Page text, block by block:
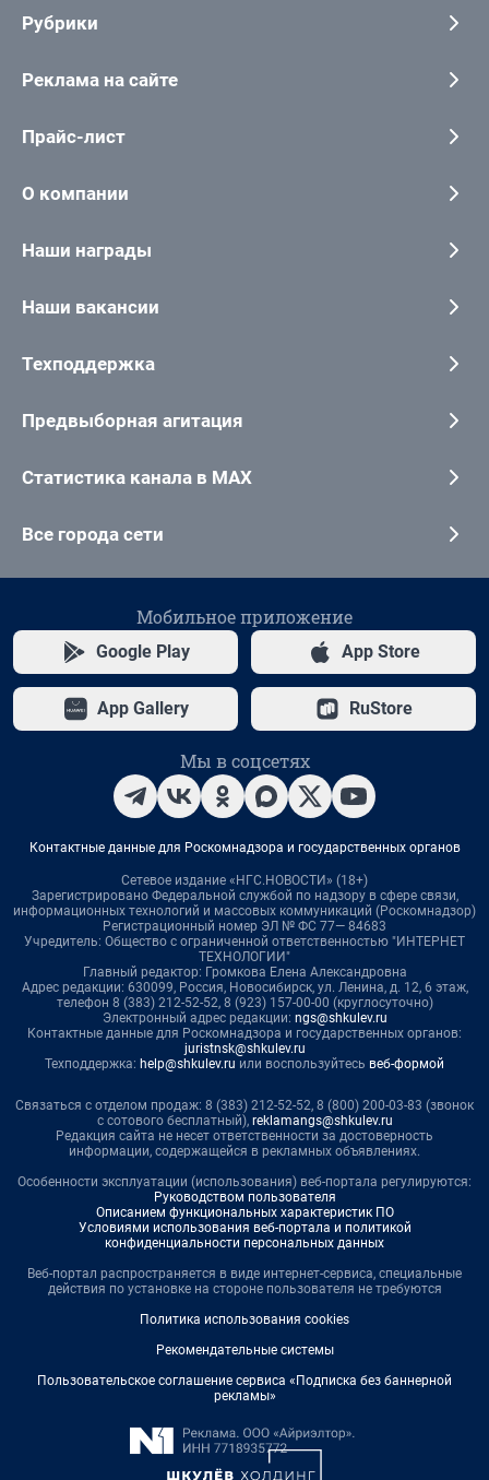
Рубрики
Реклама на сайте
Прайс-лист
О компании
Наши награды
Наши вакансии
Техподдержка
Предвыборная агитация
Статистика канала в MAX
Все города сети
Мобильное приложение
Google Play App Store
App Gallery RuStore
Мы в соцсетях
Контактные данные для Роскомнадзора и государственных органов
Сетевое издание «НГС.НОВОСТИ» (18+)
Зарегистрировано Федеральной службой по надзору в сфере связи,
информационных технологий и массовых коммуникаций (Роскомнадзор)
Регистрационный номер ЭЛ № ФС 77— 84683
Учредитель: Общество с ограниченной ответственностью "ИНТЕРНЕТ
ТЕХНОЛОГИИ"
Главный редактор: Громкова Елена Александровна
Адрес редакции: 630099, Россия, Новосибирск, ул. Ленина, д. 12, 6 этаж,
телефон 8 (383) 212-52-52, 8 (923) 157-00-00 (круглосуточно)
Электронный адрес редакции: ngs@shkulev.ru
Контактные данные для Роскомнадзора и государственных органов:
juristnsk@shkulev.ru
Техподдержка: help@shkulev.ru или воспользуйтесь веб-формой
Связаться с отделом продаж: 8 (383) 212-52-52, 8 (800) 200-03-83 (звонок
с сотового бесплатный), reklamangs@shkulev.ru
Редакция сайта не несет ответственности за достоверность
информации, содержащейся в рекламных объявлениях.
Особенности эксплуатации (использования) веб-портала регулируются:
Руководством пользователя
Описанием функциональных характеристик ПО
Условиями использования веб-портала и политикой
конфиденциальности персональных данных
Веб-портал распространяется в виде интернет-сервиса, специальные
действия по установке на стороне пользователя не требуются
Политика использования cookies
Рекомендательные системы
Пользовательское соглашение сервиса «Подписка без баннерной
рекламы»